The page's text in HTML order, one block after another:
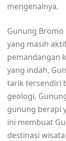
mengenalnya.
Gunung
yang masih
pemandangan
yang indah,
tarik tersendiri
geologi,
gunung berapi
ini membuat
destinasi